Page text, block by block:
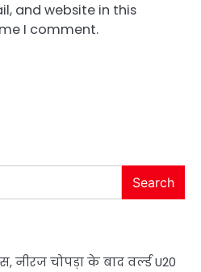
and website in this
I comment.
Search
नीरज चोपड़ा के बाद वर्ल्ड U20